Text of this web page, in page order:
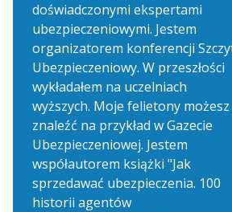
doświadczonymi ekspertami
ubezpieczeniowymi. Jestem
organizatorem konferencji
Ubezpieczeniowy. W przeszłości
wykładałem na uczelniach
wyższych. Moje felietony możesz
znaleźć na przykład w Gazecie
Ubezpieczeniowej. Jestem
współautorem książki "Jak
sprzedawać ubezpieczenia. 100
historii agentów